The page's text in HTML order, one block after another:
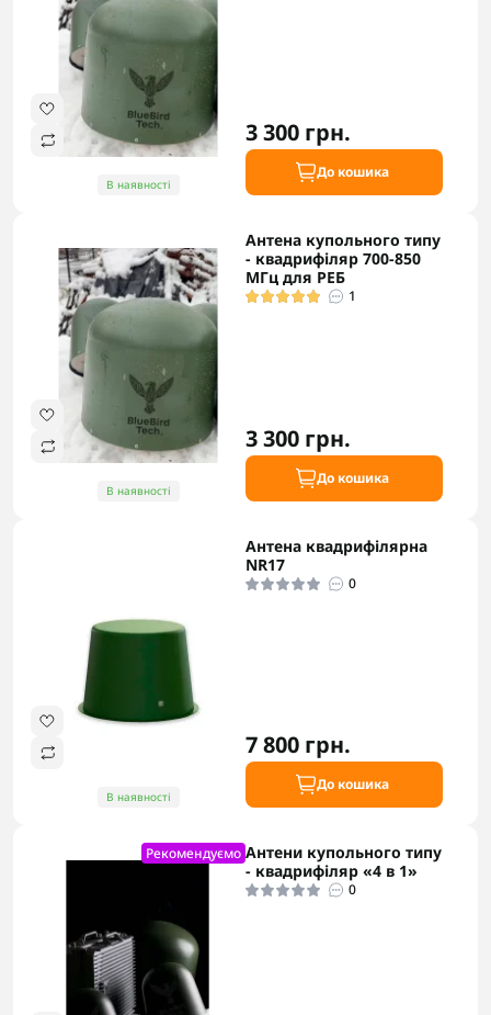
В наявності
3 300 грн.
До кошика
В наявності
Антена купольного типу
- квадрифіляр 700-850
МГц для РЕБ
1
3 300 грн.
До кошика
В наявності
Антена квадрифілярна
NR17
0
7 800 грн.
До кошика
Рекомендуємо Антени купольного типу
- квадрифіляр «4 в 1»
0